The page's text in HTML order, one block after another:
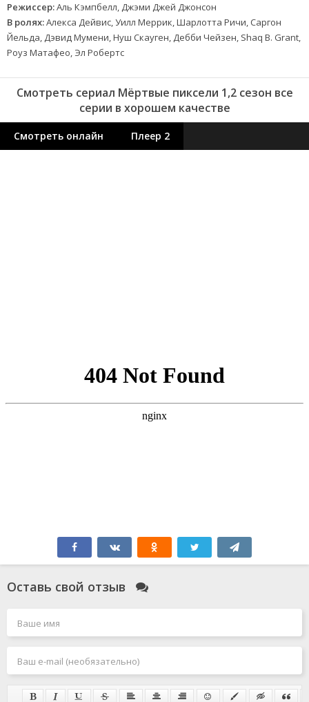
Режиссер:Аль Кэмпбелл, Джэми Джей Джонсон
В ролях:Алекса Дейвис, Уилл Меррик, Шарлотта Ричи, Саргон
Йельда, Дэвид Мумени, Нуш Скауген, Дебби Чейзен, Shaq B. Grant,
Роуз Матафео, Эл Робертс
Смотреть сериал Мёртвые пиксели 1,2 сезон все
серии в хорошем качестве
Смотреть онлайн Плеер 2
Оставь свой отзыв